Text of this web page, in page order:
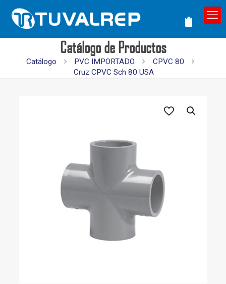
Catálogo de Productos
Catálogo PVC IMPORTADO
CPVC 80
Cruz CPVC Sch 80 USA